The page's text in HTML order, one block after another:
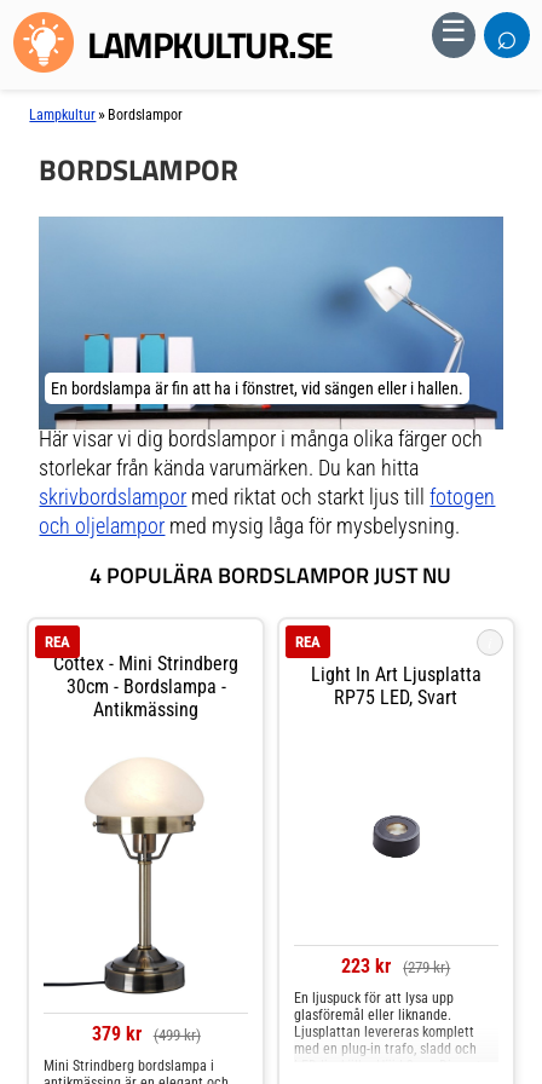
LAMPKULTUR.SE ☰ ⌕
Lampkultur » Bordslampor
BORDSLAMPOR
En bordslampa är fin att ha i fönstret, vid sängen eller i hallen.
Här visar vi dig bordslampor i många olika färger och
storlekar från kända varumärken. Du kan hitta
skrivbordslampor med riktat och starkt ljus tillfotogen
och oljelampor med mysig låga för mysbelysning.
4 POPULÄRA BORDSLAMPOR JUST NU
Cottex - Mini Strindberg
30cm - Bordslampa -
Antikmässing
REA
379 kr (499 kr)
Mini Strindberg bordslampa i
Light In Art Ljusplatta
RP75 LED, Svart
REA
223 kr (279 kr)
En ljuspuck för att lysa upp
glasföremål eller liknande.
Ljusplattan levereras komplett
med en plug-in trafo, sladd och